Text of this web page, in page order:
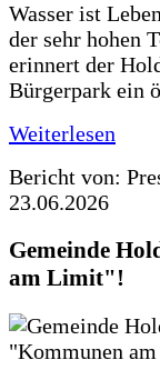
Wasser ist
der sehr hohen
erinnert der
Bürgerpark ein
Weiterlesen
Bericht von:
23.06.2026
Gemeinde
am Limit"!